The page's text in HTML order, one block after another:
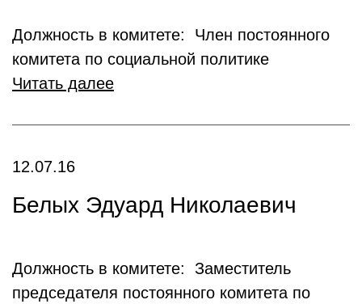
Должность в комитете: Член постоянного
комитета по социальной политике
Читать далее
12.07.16
Белых Эдуард Николаевич
Должность в комитете: Заместитель
председателя постоянного комитета по